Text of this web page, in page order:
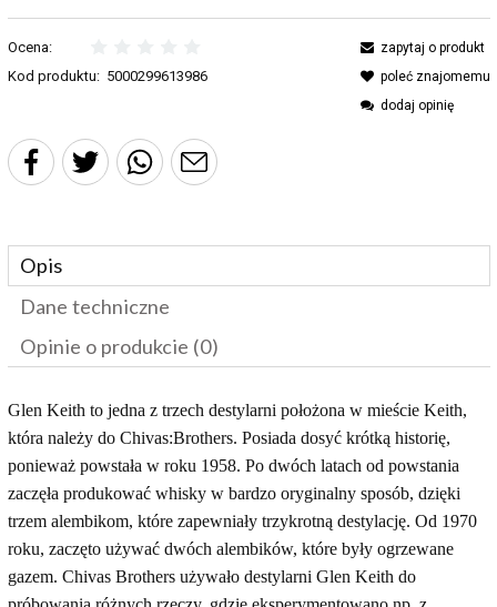
Ocena:
Kod produktu: 5000299613986
zapytaj o produkt
poleć znajomemu
dodaj opinię
Opis
Dane techniczne
Opinie o produkcie (0)
Glen Keith to jedna z trzech destylarni położona w mieście Keith,
która należy do Chivas:Brothers. Posiada dosyć krótką historię,
ponieważ powstała w roku 1958. Po dwóch latach od powstania
zaczęła produkować whisky w bardzo oryginalny sposób, dzięki
trzem alembikom, które zapewniały trzykrotną destylację. Od 1970
roku, zaczęto używać dwóch alembików, które były ogrzewane
gazem. Chivas Brothers używało destylarni Glen Keith do